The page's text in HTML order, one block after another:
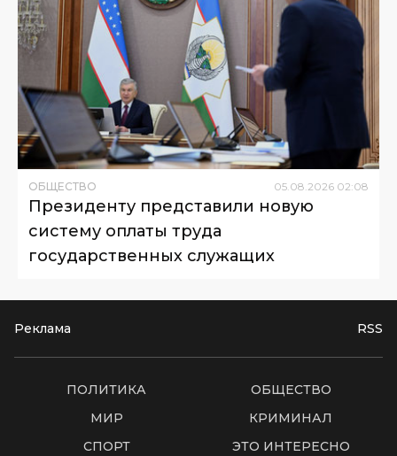
ОБЩЕСТВО 05.08.2026 02:08
Президенту представили новую
систему оплаты труда
государственных служащих
Реклама RSS
ПОЛИТИКА
ОБЩЕСТВО
МИР
КРИМИНАЛ
СПОРТ
ЭТО ИНТЕРЕСНО